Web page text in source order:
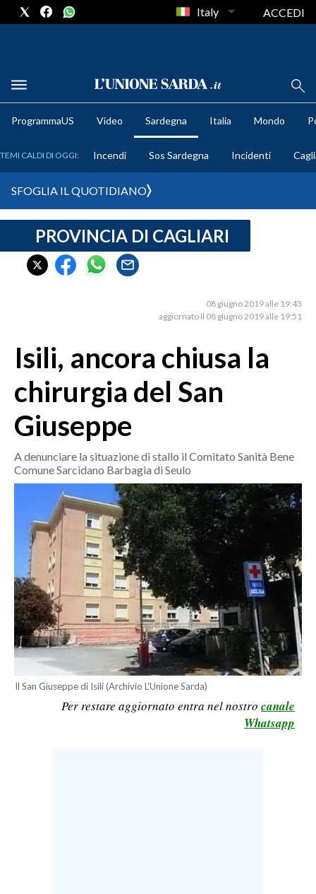
METEO
CRONACA SARDEGNA
CAGLIARI
SASSARI E PROVINCIA
GALLURA
NUORO E PROVINCIA
OGLIASTRA
CRONACA
MONDO
POLITICA
ECONOMIA
SERVIZI ALLE IMPRESE
LAVORO
SPORT IN SARDEGNA
Italy ACCEDI
ProgrammaUS Video Sardegna Italia Mondo
TEMI CALDI DI OGGI: Incendi Sos Sardegna Incidenti
SFOGLIA IL QUOTIDIANO
PROVINCIA DI CAGLIARI
08 giugno 2019 alle 19:43
aggiornato il 08 giugno 2019 alle 19:51
Isili, ancora chiusa la
chirurgia del San
Giuseppe
A denunciare la situazione di stallo il Comitato Sanità Bene
Comune Sarcidano Barbagia di Seulo
Il San Giuseppe di Isili (Archivio L'Unione Sarda)
Per restare aggiornato entra nel nostro canale
Whatsapp